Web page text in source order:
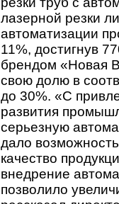
лазерной резки
автоматизации
11%, достигнув
брендом «Новая
свою долю в
до 30%. «С
развития
серьезную
дало
качество
внедрение
позволило